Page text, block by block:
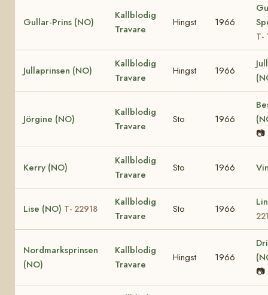
Gullar-Prins (NO)
Kallblodig
Travare
Hingst 1966
T-
Jullaprinsen (NO)
Kallblodig
Travare
Hingst 1966
Jörgine (NO)
Kallblodig
Travare
Sto 1966
📷
Kerry (NO)
Kallblodig
Travare
Sto 1966
Lise (NO) T- 22918
Kallblodig
Travare
Sto 1966
Nordmarksprinsen
(NO)
Kallblodig
Travare
Hingst 1966
📷